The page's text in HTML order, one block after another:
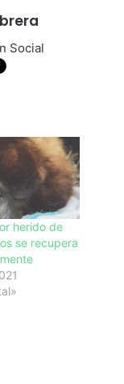
Social
herido de
se recupera